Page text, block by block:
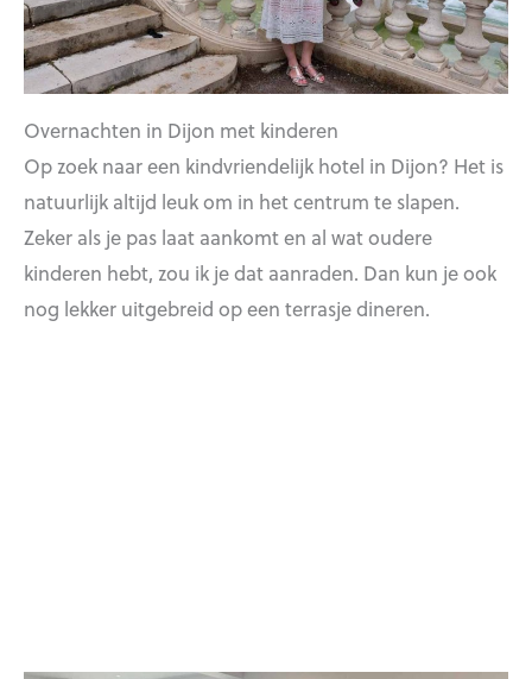
Overnachten in Dijon met kinderen
Op zoek naar een kindvriendelijk hotel in Dijon? Het is
natuurlijk altijd leuk om in het centrum te slapen.
Zeker als je pas laat aankomt en al wat oudere
kinderen hebt, zou ik je dat aanraden. Dan kun je ook
nog lekker uitgebreid op een terrasje dineren.